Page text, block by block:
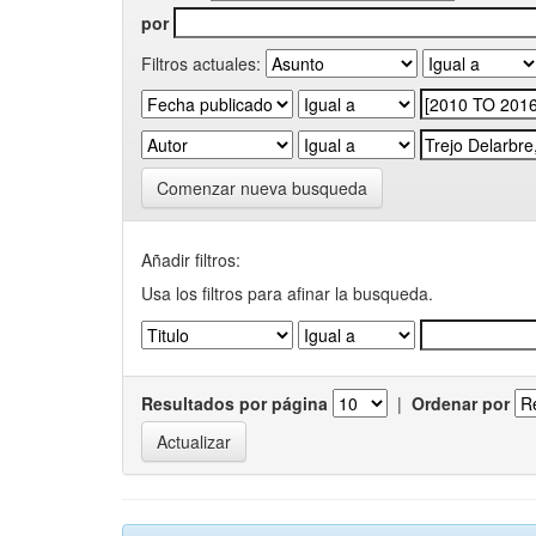
por
Filtros actuales:
Comenzar nueva busqueda
Añadir filtros:
Usa los filtros para afinar la busqueda.
Resultados por página | Ordenar por